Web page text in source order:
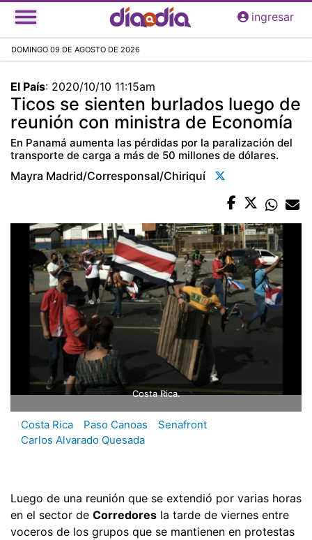
Pasar
al
principal
ingresar
DOMINGO 09 DE AGOSTO DE 2026
El País: 2020/10/10 11:15am
Ticos se sienten burlados luego de
reunión con ministra de Economía
En Panamá aumenta las pérdidas por la paralización del
transporte de carga a más de 50 millones de dólares.
Mayra Madrid/corresponsal/chiriquí
Costa Rica.
Costa Rica Paso Canoas
Senafront
Carlos Alvarado Quesada
Luego de una reunión que se extendió por varias horas
en el sector de Corredores la tarde de viernes entre
voceros de los grupos que se mantienen en protestas